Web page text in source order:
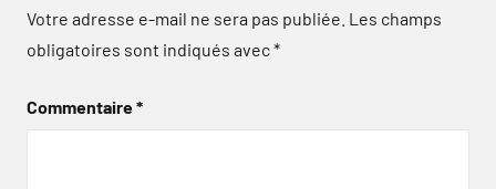
Votre adresse e-mail ne sera pas publiée. Les champs
obligatoires sont indiqués avec*
Commentaire*